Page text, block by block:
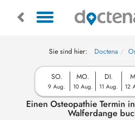
Sie sind hier: Doctena
SO.
9 Aug.
MO.
10 Aug.
DI.
11 Aug. 12
Einen Osteopathie Termin
Walferdange